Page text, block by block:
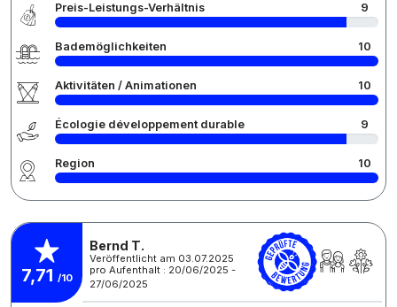
Preis-Leistungs-Verhältnis 9
Bademöglichkeiten 10
Aktivitäten / Animationen 10
Écologie développement durable 9
Region 10
7,71 /10
Bernd T.
Veröffentlicht am 03.07.2025
pro Aufenthalt : 20/06/2025 -
27/06/2025